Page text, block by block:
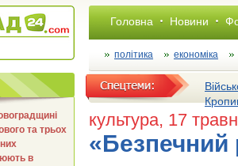
Головна Новини
політика економіка
культура, 17
«Безпечний
та трьох
в